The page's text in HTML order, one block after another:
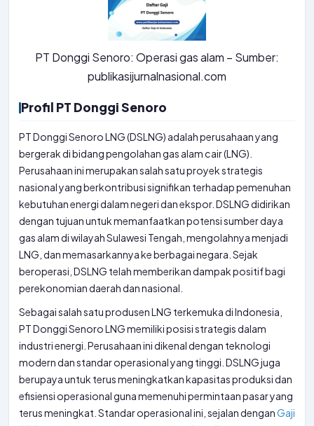
PT Donggi Senoro: Operasi gas alam – Sumber:
publikasijurnalnasional.com
Profil PT Donggi Senoro
PT Donggi Senoro LNG (DSLNG) adalah perusahaan yang
bergerak di bidang pengolahan gas alam cair (LNG).
Perusahaan ini merupakan salah satu proyek strategis
nasional yang berkontribusi signifikan terhadap pemenuhan
kebutuhan energi dalam negeri dan ekspor. DSLNG didirikan
dengan tujuan untuk memanfaatkan potensi sumber daya
gas alam di wilayah Sulawesi Tengah, mengolahnya menjadi
LNG, dan memasarkannya ke berbagai negara. Sejak
beroperasi, DSLNG telah memberikan dampak positif bagi
perekonomian daerah dan nasional.
Sebagai salah satu produsen LNG terkemuka di Indonesia,
PT Donggi Senoro LNG memiliki posisi strategis dalam
industri energi. Perusahaan ini dikenal dengan teknologi
modern dan standar operasional yang tinggi. DSLNG juga
berupaya untuk terus meningkatkan kapasitas produksi dan
efisiensi operasional guna memenuhi permintaan pasar yang
terus meningkat. Standar operasional ini, sejalan denganGaji